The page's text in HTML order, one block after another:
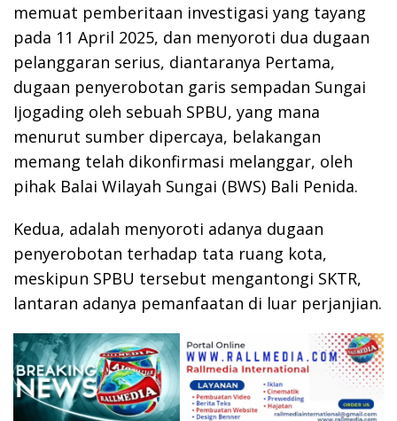
memuat pemberitaan investigasi yang tayang
pada 11 April 2025, dan menyoroti dua dugaan
pelanggaran serius, diantaranya Pertama,
dugaan penyerobotan garis sempadan Sungai
Ijogading oleh sebuah SPBU, yang mana
menurut sumber dipercaya, belakangan
memang telah dikonfirmasi melanggar, oleh
pihak Balai Wilayah Sungai (BWS) Bali Penida.
Kedua, adalah menyoroti adanya dugaan
penyerobotan terhadap tata ruang kota,
meskipun SPBU tersebut mengantongi SKTR,
lantaran adanya pemanfaatan di luar perjanjian.